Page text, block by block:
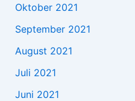
Oktober 2021
September 2021
August 2021
Juli 2021
Juni 2021